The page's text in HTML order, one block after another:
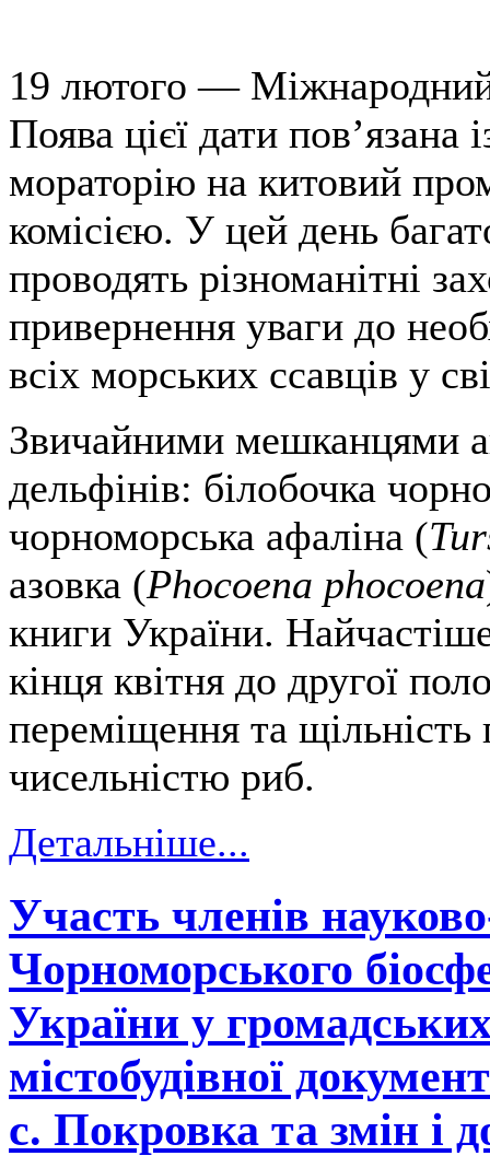
19 лютого — Міжнародний
Поява цієї дати
мораторію на китовий
комісією. У цей день
проводять різноманітні
привернення уваги до
всіх морських ссавців у
Звичайними мешканцями
дельфінів: білобочка
чорноморська афаліна (
азовка (Phocoena phocoena
книги України.
кінця квітня до другої
переміщення та щільність
чисельністю риб.
Детальніше...
Участь членів
Чорноморського
України у
містобудівної
с. Покровка та змін і